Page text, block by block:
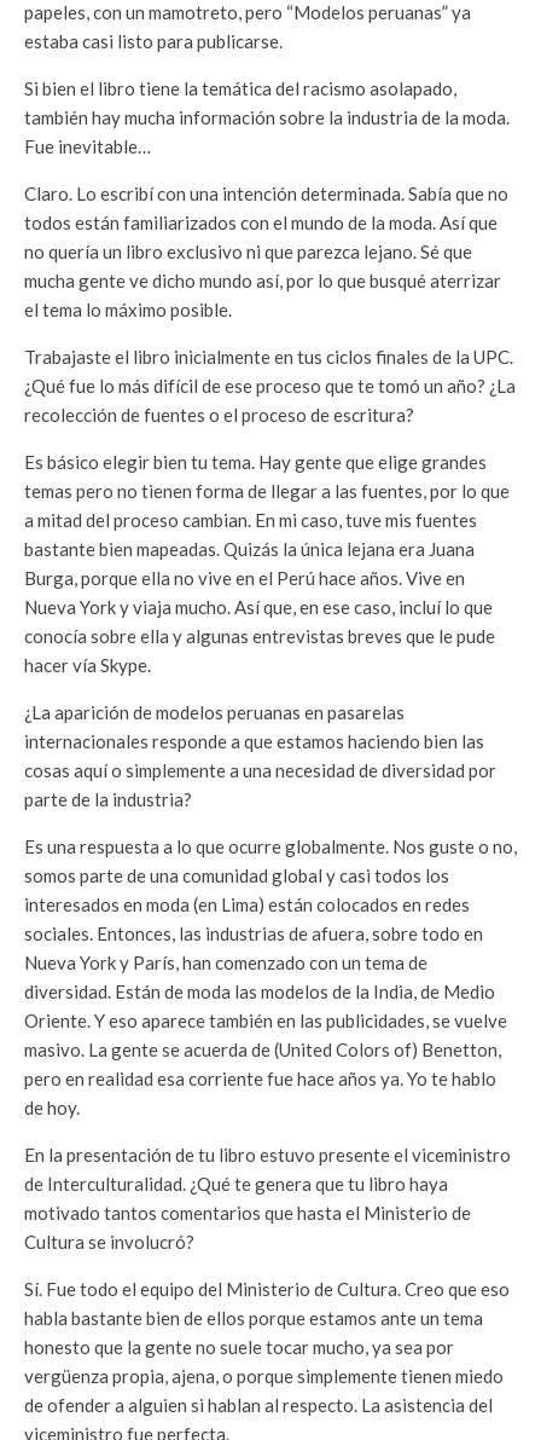
papeles, con un mamotreto, pero “Modelos peruanas” ya
estaba casi listo para publicarse.
Si bien el libro tiene la temática del racismo asolapado,
también hay mucha información sobre la industria de la moda.
Fue inevitable…
Claro. Lo escribí con una intención determinada. Sabía que no
todos están familiarizados con el mundo de la moda. Así que
no quería un libro exclusivo ni que parezca lejano. Sé que
mucha gente ve dicho mundo así, por lo que busqué aterrizar
el tema lo máximo posible.
Trabajaste el libro inicialmente en tus ciclos finales de la UPC.
¿Qué fue lo más difícil de ese proceso que te tomó un año? ¿La
recolección de fuentes o el proceso de escritura?
Es básico elegir bien tu tema. Hay gente que elige grandes
temas pero no tienen forma de llegar a las fuentes, por lo que
a mitad del proceso cambian. En mi caso, tuve mis fuentes
bastante bien mapeadas. Quizás la única lejana era Juana
Burga, porque ella no vive en el Perú hace años. Vive en
Nueva York y viaja mucho. Así que, en ese caso, incluí lo que
conocía sobre ella y algunas entrevistas breves que le pude
hacer vía Skype.
¿La aparición de modelos peruanas en pasarelas
internacionales responde a que estamos haciendo bien las
cosas aquí o simplemente a una necesidad de diversidad por
parte de la industria?
Es una respuesta a lo que ocurre globalmente. Nos guste o no,
somos parte de una comunidad global y casi todos los
interesados en moda (en Lima) están colocados en redes
sociales. Entonces, las industrias de afuera, sobre todo en
Nueva York y París, han comenzado con un tema de
diversidad. Están de moda las modelos de la India, de Medio
Oriente. Y eso aparece también en las publicidades, se vuelve
masivo. La gente se acuerda de (United Colors of) Benetton,
pero en realidad esa corriente fue hace años ya. Yo te hablo
de hoy.
En la presentación de tu libro estuvo presente el viceministro
de Interculturalidad. ¿Qué te genera que tu libro haya
motivado tantos comentarios que hasta el Ministerio de
Cultura se involucró?
Sí. Fue todo el equipo del Ministerio de Cultura. Creo que eso
habla bastante bien de ellos porque estamos ante un tema
honesto que la gente no suele tocar mucho, ya sea por
vergüenza propia, ajena, o porque simplemente tienen miedo
de ofender a alguien si hablan al respecto. La asistencia del
viceministro fue perfecta.